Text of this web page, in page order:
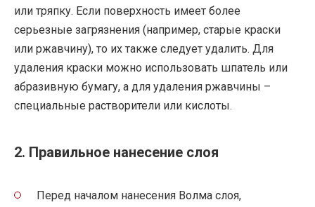
или тряпку. Если поверхность имеет более
серьезные загрязнения (например, старые краски
или ржавчину), то их также следует удалить. Для
удаления краски можно использовать шпатель или
абразивную бумагу, а для удаления ржавчины –
специальные растворители или кислоты.
2. Правильное нанесение слоя
Перед началом нанесения Волма слоя,